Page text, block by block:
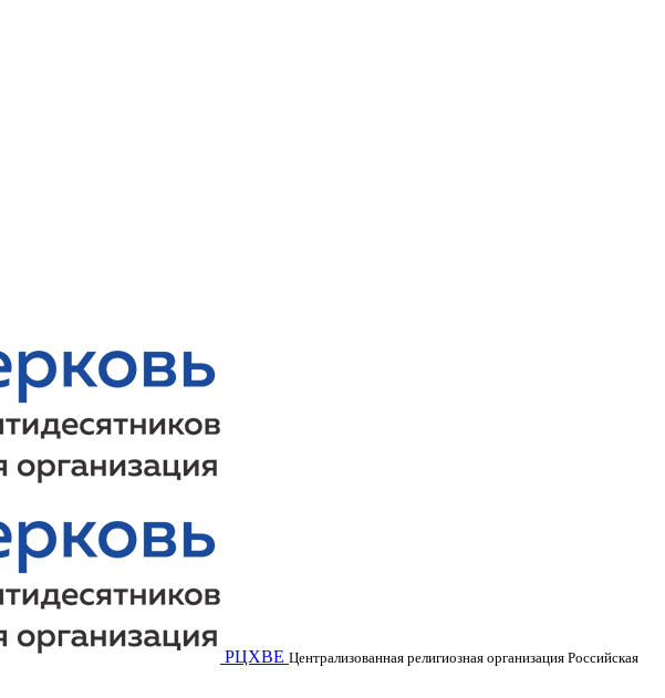
РЦХВЕ Централизованная религиозная организация Российская